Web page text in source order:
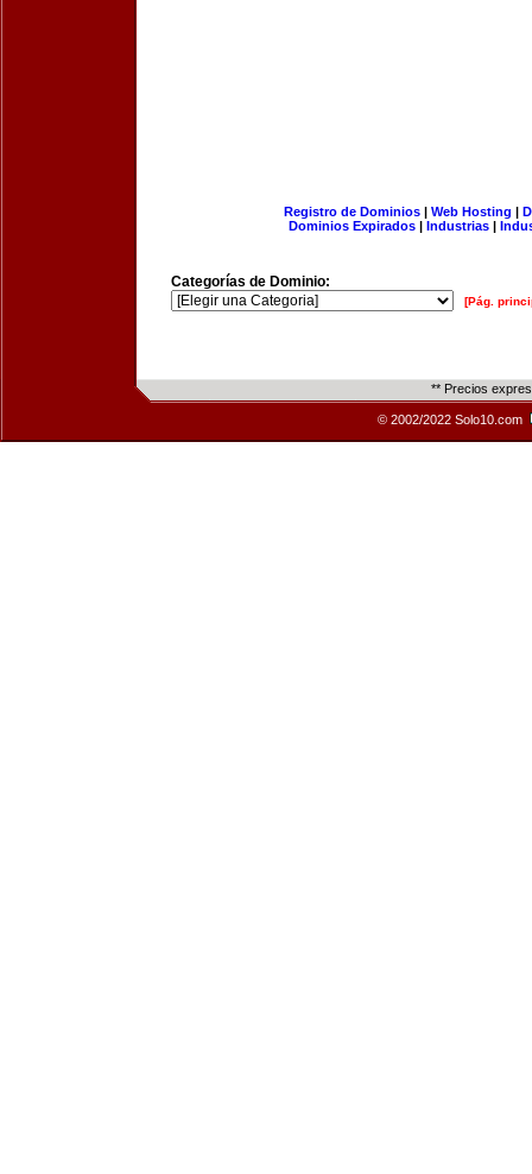
Registro de Dominios| Web Hosting |
Dominios Expirados | Industrias |
Categorías de Dominio:
[Pág.
** Precios
© 2002/2022 Solo10.com